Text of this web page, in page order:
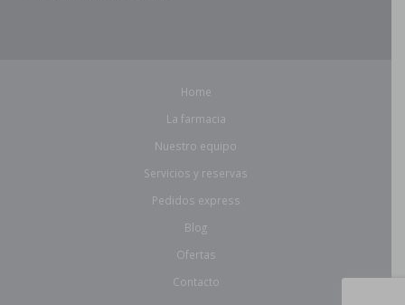
Home
La farmacia
Nuestro equipo
Servicios y reservas
Pedidos express
Blog
Ofertas
Contacto